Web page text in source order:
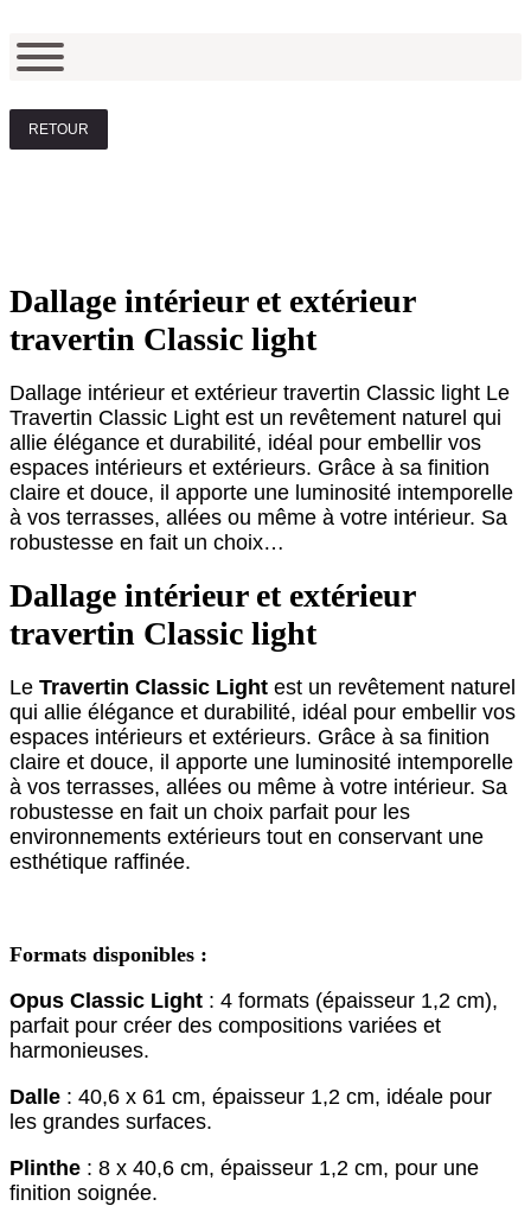
RETOUR
Dallage intérieur et extérieur
travertin Classic light
Dallage intérieur et extérieur travertin Classic light Le
Travertin Classic Light est un revêtement naturel qui
allie élégance et durabilité, idéal pour embellir vos
espaces intérieurs et extérieurs. Grâce à sa finition
claire et douce, il apporte une luminosité intemporelle
à vos terrasses, allées ou même à votre intérieur. Sa
robustesse en fait un choix…
Dallage intérieur et extérieur
travertin Classic light
Le Travertin Classic Light est un revêtement naturel
qui allie élégance et durabilité, idéal pour embellir vos
espaces intérieurs et extérieurs. Grâce à sa finition
claire et douce, il apporte une luminosité intemporelle
à vos terrasses, allées ou même à votre intérieur. Sa
robustesse en fait un choix parfait pour les
environnements extérieurs tout en conservant une
esthétique raffinée.
Formats disponibles :
Opus Classic Light : 4 formats (épaisseur 1,2 cm),
parfait pour créer des compositions variées et
harmonieuses.
Dalle : 40,6 x 61 cm, épaisseur 1,2 cm, idéale pour
les grandes surfaces.
Plinthe : 8 x 40,6 cm, épaisseur 1,2 cm, pour une
finition soignée.